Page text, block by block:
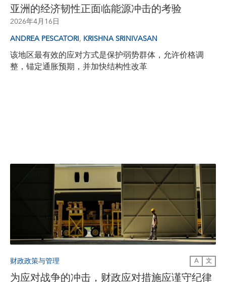
亚洲的经济韧性正面临能源冲击的考验
2026年4月16日
ANDREA PESCATORI, KRISHNA SRINIVASAN
该地区最有效的应对方式是保护弱势群体，允许价格调
整，锚定通胀预期，并加快结构性改革
财政政策与管理 A 文
为应对战争的冲击，财政应对措施应谨守纪律